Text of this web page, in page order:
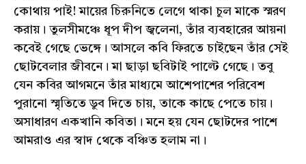
কোথায় পাই! মায়ের চিরুনিতে লেগে থাকা চুল মাকে স্মরণ
করায়। তুলসীমঞ্চে ধূপ দীপ জ্বলেনা, তাঁর ব্যবহারের আয়না
কবেই গেছে ভেঙ্গে। আসলে কবি ফিরতে চাইছেন তাঁর সেই
ছোটবেলার জীবনে। মা ছাড়া ছবিটাই পাল্টে গেছে। তবু
যেন কবির আগমনে তাঁর মাধ্যমে আশেপাশের পরিবেশ
পুরানো স্মৃতিতে ডুব দিতে চায়, তাকে কাছে পেতে চায়।
অসাধারণ একখানি কবিতা। মনে হয় যেন ছোটদের পাশে
আমরাও এর স্বাদ থেকে বঞ্চিত হলাম না।